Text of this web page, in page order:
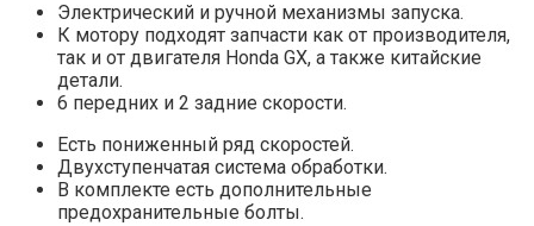
Электрический и ручной механизмы запуска.
К мотору подходят запчасти как от производителя,
так и от двигателя Honda GX, а также китайские
детали.
6 передних и 2 задние скорости.
Есть пониженный ряд скоростей.
Двухступенчатая система обработки.
В комплекте есть дополнительные
предохранительные болты.